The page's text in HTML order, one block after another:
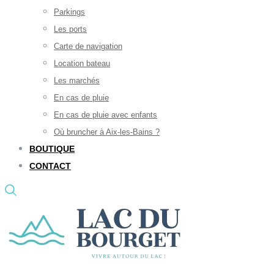
Parkings
Les ports
Carte de navigation
Location bateau
Les marchés
En cas de pluie
En cas de pluie avec enfants
Où bruncher à Aix-les-Bains ?
BOUTIQUE
CONTACT